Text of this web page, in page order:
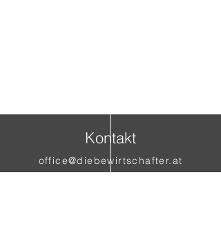
Kontakt
office@diebewirtschafter.at